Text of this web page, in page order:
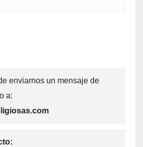
enviarnos un mensaje de
a: